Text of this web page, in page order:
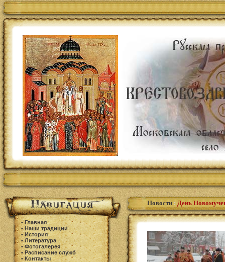
•Главная
•Наши традиции
•История
•Литература
•Фотогалерея
•Расписание служб
•Контакты
Новости : День